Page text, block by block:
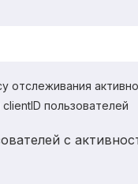
пользователей
с